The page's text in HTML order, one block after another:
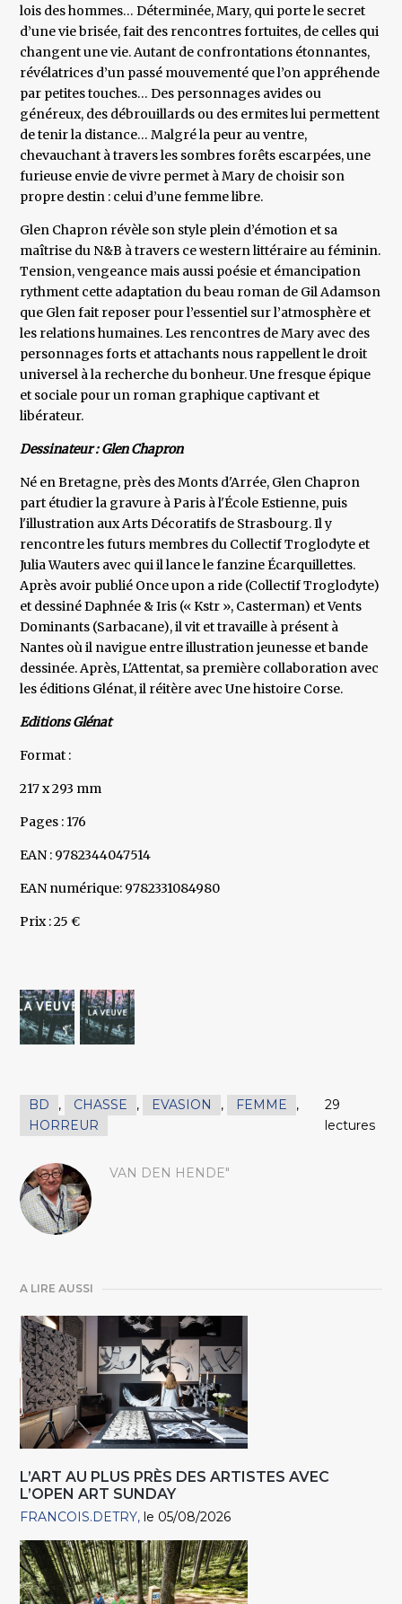
lois des hommes… Déterminée, Mary, qui porte le secret
d’une vie brisée, fait des rencontres fortuites, de celles qui
changent une vie. Autant de confrontations étonnantes,
révélatrices d’un passé mouvementé que l’on appréhende
par petites touches… Des personnages avides ou
généreux, des débrouillards ou des ermites lui permettent
de tenir la distance… Malgré la peur au ventre,
chevauchant à travers les sombres forêts escarpées, une
furieuse envie de vivre permet à Mary de choisir son
propre destin : celui d’une femme libre.
Glen Chapron révèle son style plein d’émotion et sa
maîtrise du N&B à travers ce western littéraire au féminin.
Tension, vengeance mais aussi poésie et émancipation
rythment cette adaptation du beau roman de Gil Adamson
que Glen fait reposer pour l’essentiel sur l’atmosphère et
les relations humaines. Les rencontres de Mary avec des
personnages forts et attachants nous rappellent le droit
universel à la recherche du bonheur. Une fresque épique
et sociale pour un roman graphique captivant et
libérateur.
Dessinateur : Glen Chapron
Né en Bretagne, près des Monts d'Arrée, Glen Chapron
part étudier la gravure à Paris à l'École Estienne, puis
l'illustration aux Arts Décoratifs de Strasbourg. Il y
rencontre les futurs membres du Collectif Troglodyte et
Julia Wauters avec qui il lance le fanzine Écarquillettes.
Après avoir publié Once upon a ride (Collectif Troglodyte)
et dessiné Daphnée & Iris (« Kstr », Casterman) et Vents
Dominants (Sarbacane), il vit et travaille à présent à
Nantes où il navigue entre illustration jeunesse et bande
dessinée. Après, L'Attentat, sa première collaboration avec
les éditions Glénat, il réitère avec Une histoire Corse.
Editions Glénat
Format :
217 x 293 mm
Pages : 176
EAN : 9782344047514
EAN numérique: 9782331084980
Prix : 25 €
BD , CHASSE , EVASION , FEMME
,
HORREUR
29
lectures
VAN DEN HENDE"
A LIRE AUSSI
L’ART AU PLUS PRÈS DES ARTISTES AVEC
L’OPEN ART SUNDAY
FRANCOIS.DETRY le 05/08/2026